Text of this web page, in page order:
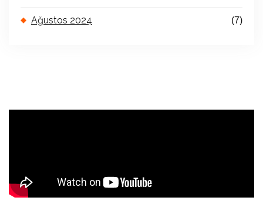
Ağustos 2024 (7)